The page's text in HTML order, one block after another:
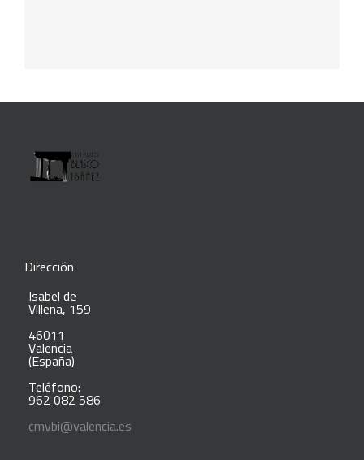
Dirección
Isabel de
Villena, 159
46011
Valencia
(España)
Teléfono:
962 082 586
cmvbi@valencia.es